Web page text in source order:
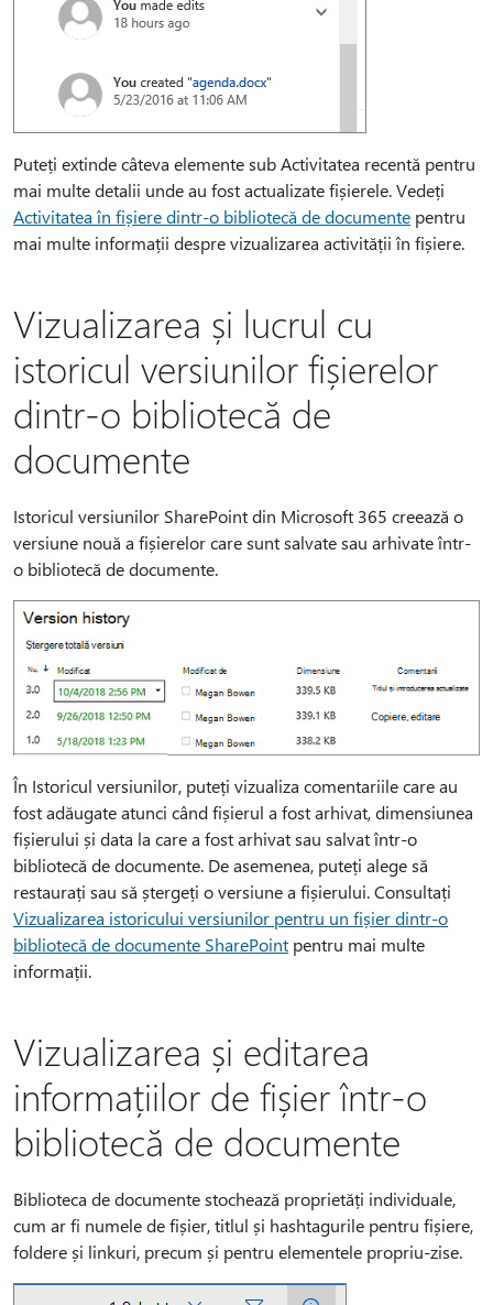
Puteți extinde câteva elemente sub Activitatea recentă pentru
mai multe detalii unde au fost actualizate fișierele. Vedeți
Activitatea în fișiere dintr-o bibliotecă de documente pentru
mai multe informații despre vizualizarea activității în fișiere.
Vizualizarea și lucrul cu
istoricul versiunilor fișierelor
dintr-o bibliotecă de
documente
Istoricul versiunilor SharePoint din Microsoft 365 creează o
versiune nouă a fișierelor care sunt salvate sau arhivate într-
o bibliotecă de documente.
În Istoricul versiunilor, puteți vizualiza comentariile care au
fost adăugate atunci când fișierul a fost arhivat, dimensiunea
fișierului și data la care a fost arhivat sau salvat într-o
bibliotecă de documente. De asemenea, puteți alege să
restaurați sau să ștergeți o versiune a fișierului. Consultați
Vizualizarea istoricului versiunilor pentru un fișier dintr-o
bibliotecă de documente SharePoint pentru mai multe
informații.
Vizualizarea și editarea
informațiilor de fișier într-o
bibliotecă de documente
Biblioteca de documente stochează proprietăți individuale,
cum ar fi numele de fișier, titlul și hashtagurile pentru fișiere,
foldere și linkuri, precum și pentru elementele propriu-zise.